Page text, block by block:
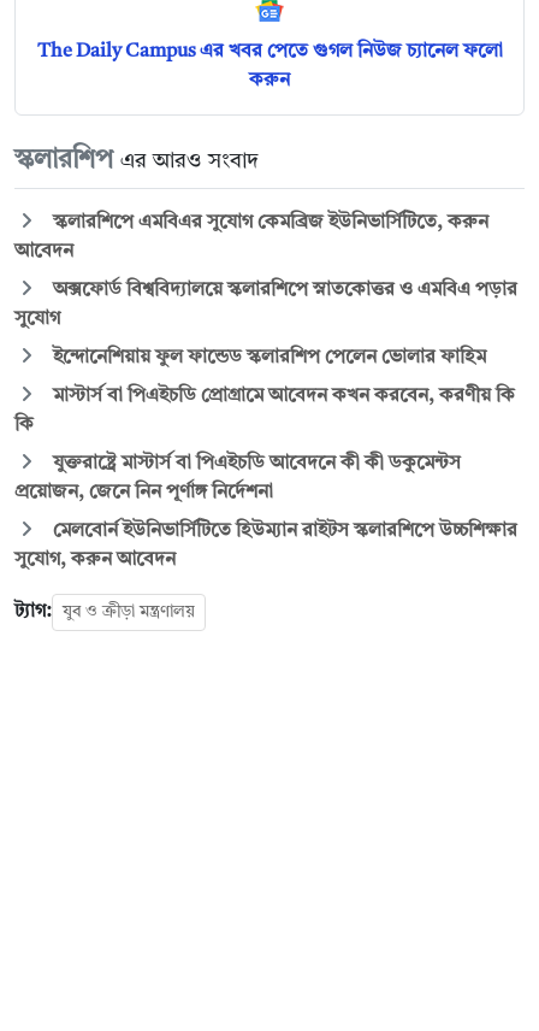
The Daily Campus এর খবর পেতে গুগল নিউজ চ্যানেল ফলো
করুন
স্কলারশিপ এর আরও সংবাদ
স্কলারশিপে এমবিএর সুযোগ কেমব্রিজ ইউনিভার্সিটিতে, করুন
আবেদন
অক্সফোর্ড বিশ্ববিদ্যালয়ে স্কলারশিপে স্নাতকোত্তর ও এমবিএ পড়ার
সুযোগ
ইন্দোনেশিয়ায় ফুল ফান্ডেড স্কলারশিপ পেলেন ভোলার ফাহিম
মাস্টার্স বা পিএইচডি প্রোগ্রামে আবেদন কখন করবেন, করণীয় কি
কি
যুক্তরাষ্ট্রে মাস্টার্স বা পিএইচডি আবেদনে কী কী ডকুমেন্টস
প্রয়োজন, জেনে নিন পূর্ণাঙ্গ নির্দেশনা
মেলবোর্ন ইউনিভার্সিটিতে হিউম্যান রাইটস স্কলারশিপে উচ্চশিক্ষার
সুযোগ, করুন আবেদন
ট্যাগ: যুব ও ক্রীড়া মন্ত্রণালয়